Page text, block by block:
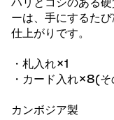
ーは、手にするた
仕上がりです。
・札入れ×1
・カード入れ×8(
カンボジア製